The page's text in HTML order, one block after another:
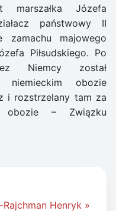
marszałka Józefa
państwowy II
majowego
Piłsudskiego. Po
Niemcy został
niemieckim obozie
i rozstrzelany tam za
obozie – Związku
Rajchman Henryk »